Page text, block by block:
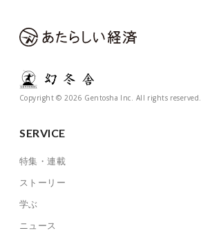
Copyright © 2026 Gentosha Inc. All rights reserved.
SERVICE
特集・連載
ストーリー
学ぶ
ニュース